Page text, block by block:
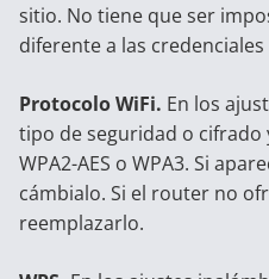
sitio. No tiene que ser
diferente a las
Protocolo WiFi. En los
tipo de seguridad o cifrado
WPA2-AES o WPA3. Si
cámbialo. Si el router no
reemplazarlo.